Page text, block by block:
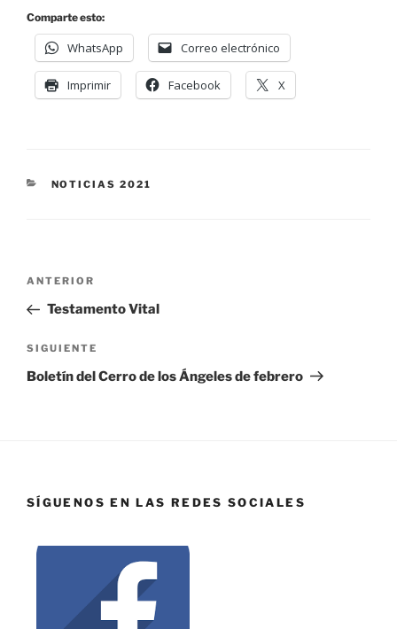
Comparte esto:
WhatsApp Correo electrónico
Imprimir Facebook X
NOTICIAS 2021
ANTERIOR
Testamento Vital
SIGUIENTE
Boletín del Cerro de los Ángeles de febrero
SÍGUENOS EN LAS REDES SOCIALES